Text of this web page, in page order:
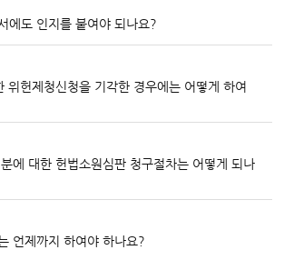
에도 인지를 붙여야 되나요?
위헌제청신청을 기각한 경우에는 어떻게 하여
에 대한 헌법소원심판 청구절차는 어떻게 되나
언제까지 하여야 하나요?